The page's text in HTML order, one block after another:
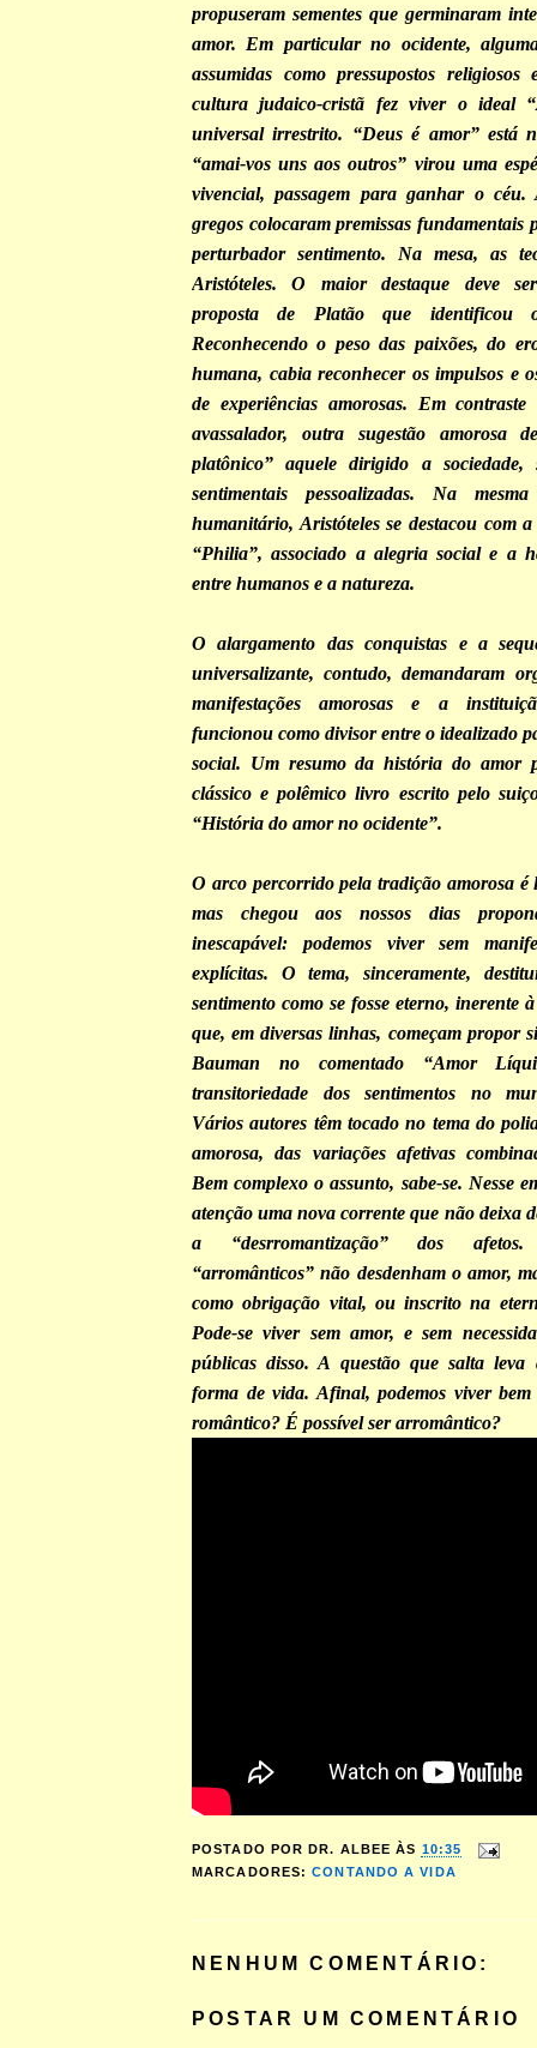
propuseram sementes que germinaram
amor. Em particular no ocidente,
assumidas como pressupostos
cultura judaico-cristã fez viver o ideal
universal irrestrito. “Deus é amor” está
“amai-vos uns aos outros” virou uma
vivencial, passagem para ganhar o céu.
gregos colocaram premissas fundamentais
perturbador sentimento. Na mesa, as
Aristóteles. O maior destaque deve
proposta de Platão que identificou
Reconhecendo o peso das paixões, do
humana, cabia reconhecer os impulsos e
de experiências amorosas. Em contraste
avassalador, outra sugestão amorosa
platônico” aquele dirigido a sociedade,
sentimentais pessoalizadas. Na
humanitário, Aristóteles se destacou com
“Philia”, associado a alegria social e a
entre humanos e a natureza.
O alargamento das conquistas e a
universalizante, contudo, demandaram
manifestações amorosas e a
funcionou como divisor entre o idealizado
social. Um resumo da história do amor
clássico e polêmico livro escrito pelo
“História do amor no ocidente”.
O arco percorrido pela tradição amorosa
mas chegou aos nossos dias
inescapável: podemos viver sem
explícitas. O tema, sinceramente,
sentimento como se fosse eterno, inerente
que, em diversas linhas, começam propor
Bauman no comentado “Amor
transitoriedade dos sentimentos no
Vários autores têm tocado no tema do
amorosa, das variações afetivas
Bem complexo o assunto, sabe-se. Nesse
atenção uma nova corrente que não deixa
a “desrromantização” dos
“arromânticos” não desdenham o amor,
como obrigação vital, ou inscrito na
Pode-se viver sem amor, e sem
públicas disso. A questão que salta leva
forma de vida. Afinal, podemos viver
romântico? É possível ser arromântico?
POSTADO POR DR. ALBEE ÀS 10:35
MARCADORES:CONTANDO A VIDA
NENHUM COMENTÁRIO:
POSTAR UM COMENTÁRIO